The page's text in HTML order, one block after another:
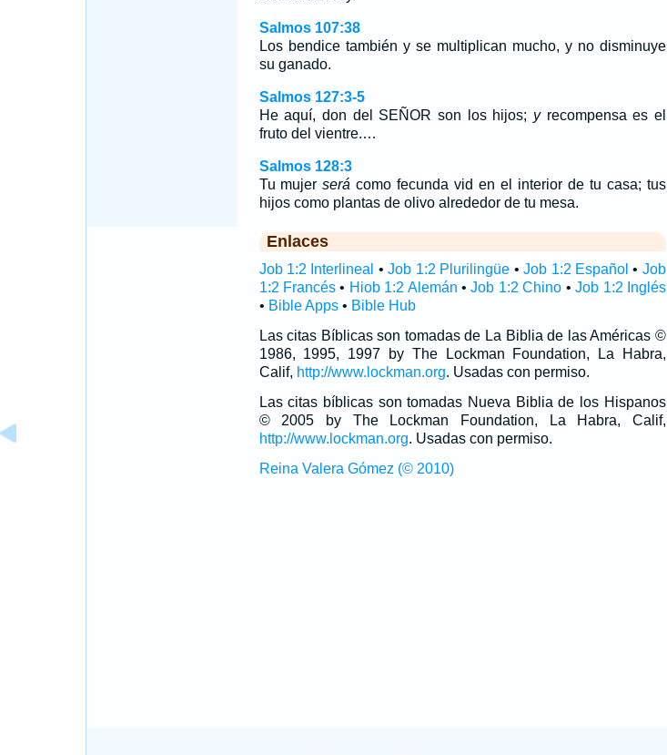
Salmos 107:38
Los bendice también y se multiplican mucho, y no disminuye
su ganado.
Salmos 127:3-5
He aquí, don del SEÑOR son los hijos; yrecompensa es el
fruto del vientre.…
Salmos 128:3
Tu mujerserá como fecunda vid en el interior de tu casa; tus
hijos como plantas de olivo alrededor de tu mesa.
Enlaces
Job 1:2 Interlineal •Job 1:2 Plurilingüe •Job 1:2 Español • Job
1:2 Francés• Hiob 1:2 Alemán •Job 1:2 Chino •Job 1:2 Inglés
• Bible Apps• Bible Hub
Las citas Bíblicas son tomadas de La Biblia de las Américas ©
1986, 1995, 1997 by The Lockman Foundation, La Habra,
Calif, http://www.lockman.org. Usadas con permiso.
Las citas bíblicas son tomadas Nueva Biblia de los Hispanos
© 2005 by The Lockman Foundation, La Habra, Calif,
http://www.lockman.org. Usadas con permiso.
Reina Valera Gómez (© 2010)